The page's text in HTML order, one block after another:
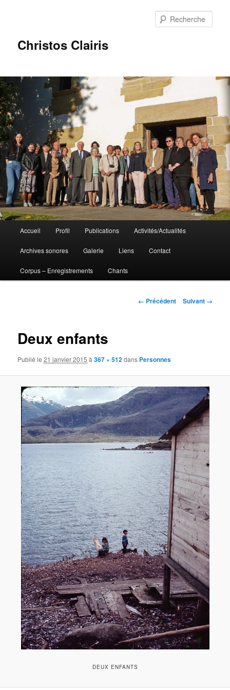
Christos Clairis
principal
Aller
au
contenu
Accueil Profil Publications Activités/Actualités
Archives sonores Galerie Liens Contact
Corpus – Enregistrements Chants
Navigation
← Précédent Suivant →
Deux enfants
Publié le21 janvier 2015 à367 × 512dans Personnes
DEUX ENFANTS